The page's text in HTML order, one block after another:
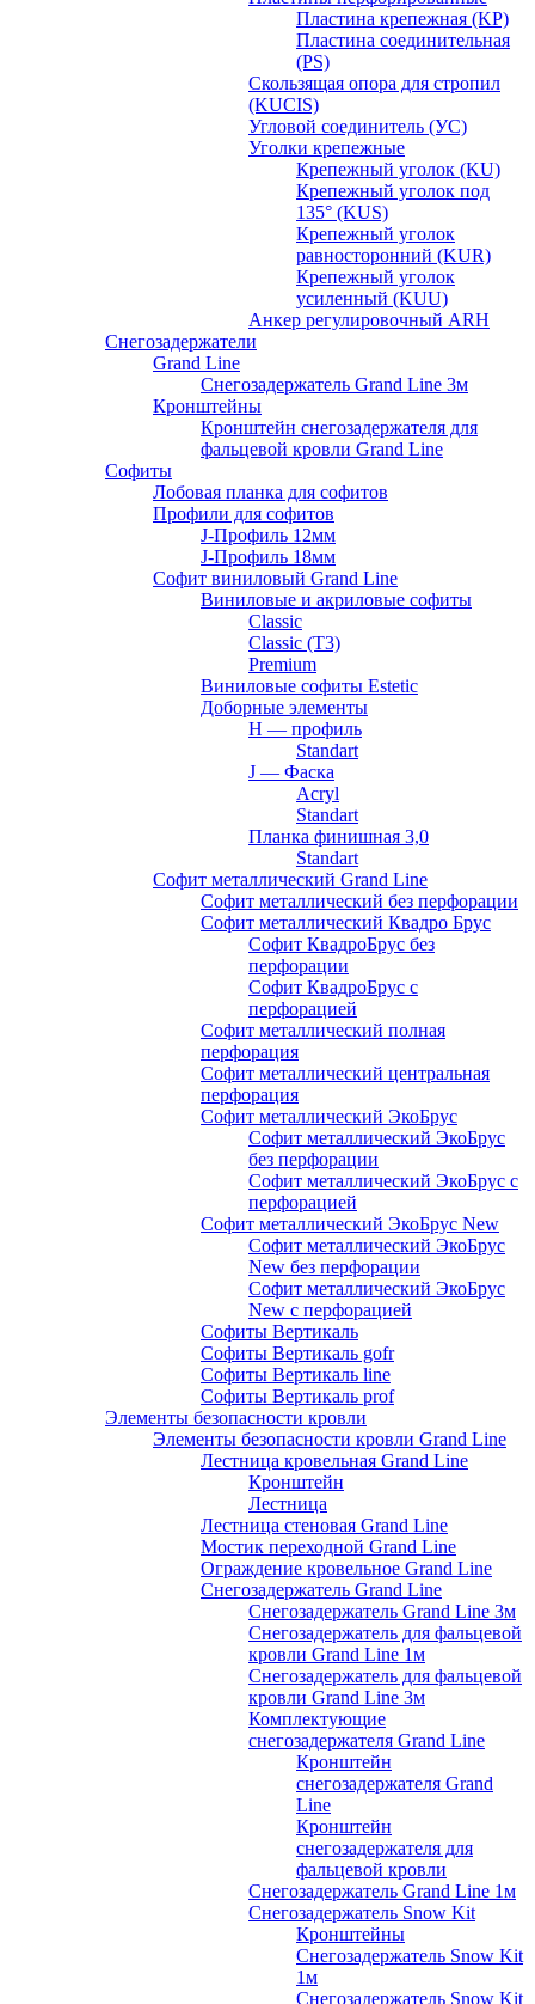
Пластина крепежная (KP)
Пластина соединительная
(PS)
Скользящая опора для стропил
(KUCIS)
Угловой соединитель (УС)
Уголки крепежныe
Крепежный уголок (KU)
Крепежный уголок под
135° (KUS)
Крепежный уголок
равносторонний (KUR)
Крепежный уголок
усиленный (KUU)
Анкер регулировочный ARH
Снегозадержатели
Grand Line
Снегозадержатель Grand Line 3м
Кронштейны
Кронштейн снегозадержателя для
фальцевой кровли Grand Line
Софиты
Лобовая планка для софитов
Профили для софитов
J-Профиль 12мм
J-Профиль 18мм
Софит виниловый Grand Line
Виниловые и акриловые софиты
Classic
Classic (T3)
Premium
Виниловые софиты Estetic
Доборные элементы
H — профиль
Standart
J — Фаска
Acryl
Standart
Планка финишная 3,0
Standart
Софит металлический Grand Line
Софит металлический без перфорации
Софит металлический Квадро Брус
Софит КвадроБрус без
перфорации
Софит КвадроБрус с
перфорацией
Софит металлический полная
перфорация
Софит металлический центральная
перфорация
Софит металлический ЭкоБрус
Софит металлический ЭкоБрус
без перфорации
Софит металлический ЭкоБрус с
перфорацией
Софит металлический ЭкоБрус New
Софит металлический ЭкоБрус
New без перфорации
Софит металлический ЭкоБрус
New с перфорацией
Софиты Вертикаль
Софиты Вертикаль gofr
Софиты Вертикаль line
Софиты Вертикаль prof
Элементы безопасности кровли
Элементы безопасности кровли Grand Line
Лестница кровельная Grand Line
Кронштейн
Лестница
Лестница стеновая Grand Line
Мостик переходной Grand Line
Ограждение кровельное Grand Line
Снегозадержатель Grand Line
Снегозадержатель Grand Line 3м
Снегозадержатель для фальцевой
кровли Grand Line 1м
Снегозадержатель для фальцевой
кровли Grand Line 3м
Комплектующие
снегозадержателя Grand Line
Кронштейн
снегозадержателя Grand
Line
Кронштейн
снегозадержателя для
фальцевой кровли
Снегозадержатель Grand Line 1м
Снегозадержатель Snow Kit
Кронштейны
Снегозадержатель Snow Kit
1м
Снегозадержатель Snow Kit